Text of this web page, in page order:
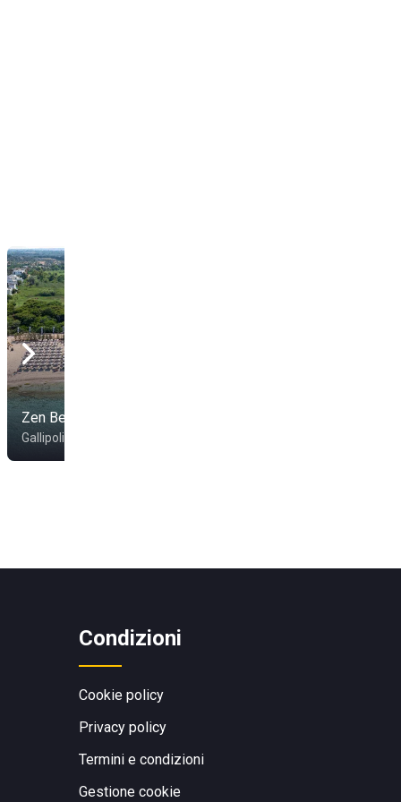
Zen Beach
Gallipoli
Condizioni
Cookie policy
Privacy policy
Termini e condizioni
Gestione cookie